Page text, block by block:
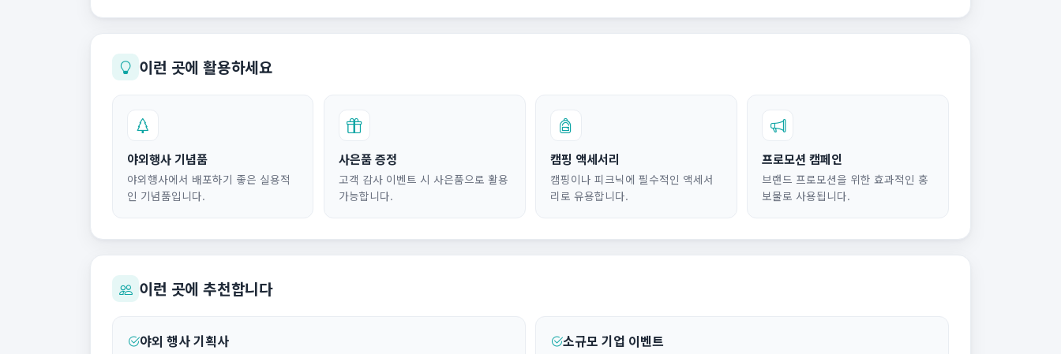
이런 곳에 활용하세요
야외행사 기념품
야외행사에서 배포하기 좋은 실용적
인 기념품입니다.
사은품 증정
고객 감사 이벤트 시 사은품으로 활용
가능합니다.
캠핑 액세서리
캠핑이나 피크닉에 필수적인 액세서
리로 유용합니다.
프로모션 캠페인
브랜드 프로모션을 위한 효과적인 홍
보물로 사용됩니다.
이런 곳에 추천합니다
야외 행사 기획사 소규모 기업 이벤트